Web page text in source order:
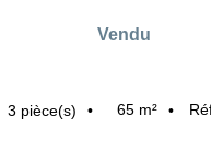
Vendu
3 pièce(s) 65 m²